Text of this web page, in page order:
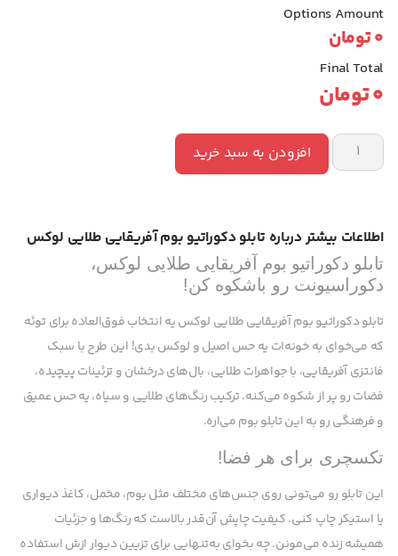
Options Amount
0تومان
Final Total
0تومان
افزودن به سبد خرید
اطلاعات بیشتر درباره تابلو دکوراتیو بوم آفریقایی طلایی لوکس
تابلو دکوراتیو بوم آفریقایی طلایی لوکس،
دکوراسیونت رو باشکوه کن!
تابلو دکوراتیو بوم آفریقایی طلایی لوکس یه انتخاب فوق‌العاده برای توئه
که می‌خوای به خونه‌ات یه حس اصیل و لوکس بدی! این طرح با سبک
فانتزی آفریقایی، با جواهرات طلایی، بال‌های درخشان و تزئینات پیچیده،
فضات رو پر از شکوه می‌کنه. ترکیب رنگ‌های طلایی و سیاه، یه حس عمیق
و فرهنگی رو به این تابلو بوم می‌اره.
تکسچری برای هر فضا!
این تابلو رو می‌تونی روی جنس‌های مختلف مثل بوم، مخمل، کاغذ دیواری
یا استیکر چاپ کنی. کیفیت چاپش آن‌قدر بالاست که رنگ‌ها و جزئیات
همیشه زنده می‌مونن. چه بخوای به‌تنهایی برای تزیین دیوار ازش استفاده